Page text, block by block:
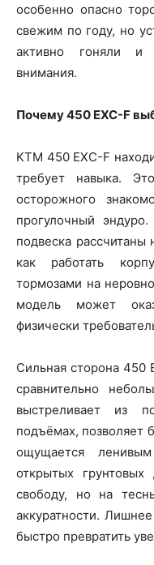
особенно опасно
свежим по году, но
активно гоняли и
внимания.
Почему 450 EXC-F
KTM 450 EXC-F
требует навыка.
осторожного
прогулочный
подвеска рассчитаны
как работать
тормозами на
модель может
физически
Сильная сторона
сравнительно
выстреливает из
подъёмах, позволяет
ощущается
открытых грунтовых
свободу, но на
аккуратности.
быстро превратить